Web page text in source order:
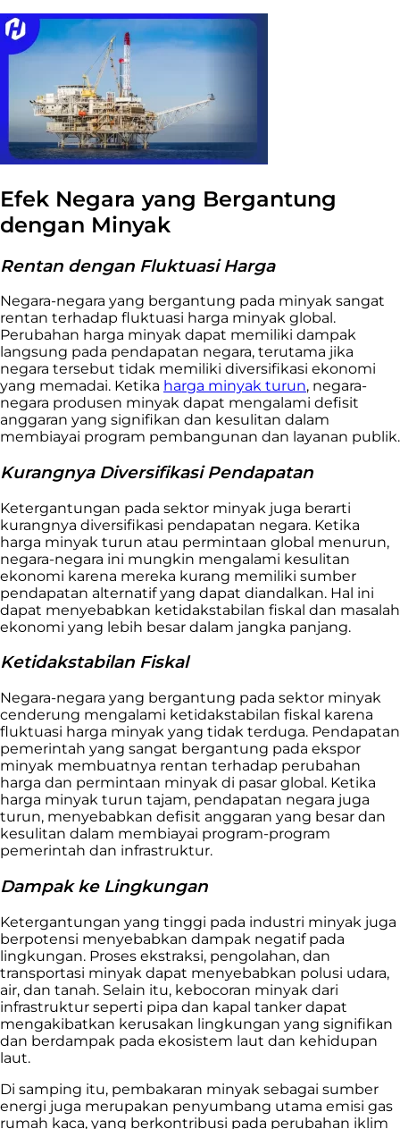
Efek Negara yang Bergantung
dengan Minyak
Rentan dengan Fluktuasi Harga
Negara-negara yang bergantung pada minyak sangat
rentan terhadap fluktuasi harga minyak global.
Perubahan harga minyak dapat memiliki dampak
langsung pada pendapatan negara, terutama jika
negara tersebut tidak memiliki diversifikasi ekonomi
yang memadai. Ketika harga minyak turun, negara-
negara produsen minyak dapat mengalami defisit
anggaran yang signifikan dan kesulitan dalam
membiayai program pembangunan dan layanan publik.
Kurangnya Diversifikasi Pendapatan
Ketergantungan pada sektor minyak juga berarti
kurangnya diversifikasi pendapatan negara. Ketika
harga minyak turun atau permintaan global menurun,
negara-negara ini mungkin mengalami kesulitan
ekonomi karena mereka kurang memiliki sumber
pendapatan alternatif yang dapat diandalkan. Hal ini
dapat menyebabkan ketidakstabilan fiskal dan masalah
ekonomi yang lebih besar dalam jangka panjang.
Ketidakstabilan Fiskal
Negara-negara yang bergantung pada sektor minyak
cenderung mengalami ketidakstabilan fiskal karena
fluktuasi harga minyak yang tidak terduga. Pendapatan
pemerintah yang sangat bergantung pada ekspor
minyak membuatnya rentan terhadap perubahan
harga dan permintaan minyak di pasar global. Ketika
harga minyak turun tajam, pendapatan negara juga
turun, menyebabkan defisit anggaran yang besar dan
kesulitan dalam membiayai program-program
pemerintah dan infrastruktur.
Dampak ke Lingkungan
Ketergantungan yang tinggi pada industri minyak juga
berpotensi menyebabkan dampak negatif pada
lingkungan. Proses ekstraksi, pengolahan, dan
transportasi minyak dapat menyebabkan polusi udara,
air, dan tanah. Selain itu, kebocoran minyak dari
infrastruktur seperti pipa dan kapal tanker dapat
mengakibatkan kerusakan lingkungan yang signifikan
dan berdampak pada ekosistem laut dan kehidupan
laut.
Di samping itu, pembakaran minyak sebagai sumber
energi juga merupakan penyumbang utama emisi gas
rumah kaca, yang berkontribusi pada perubahan iklim